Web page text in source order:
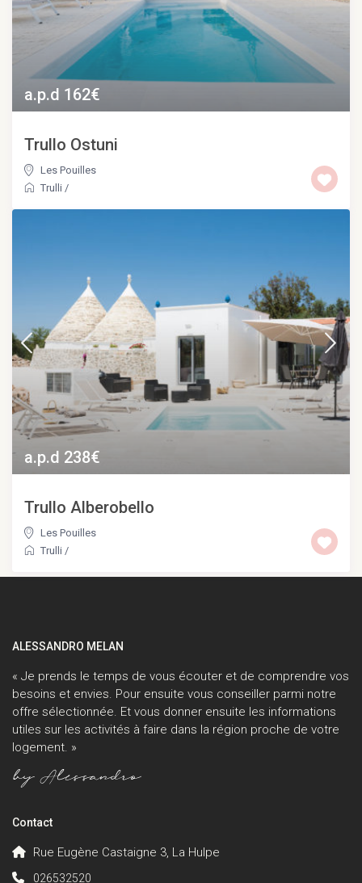
a.p.d 162€
Trullo Ostuni
Les Pouilles
Trulli /
a.p.d 238€
Trullo Alberobello
Les Pouilles
Trulli /
ALESSANDRO MELAN
« Je prends le temps de vous écouter et de comprendre vos
besoins et envies. Pour ensuite vous conseiller parmi notre
offre sélectionnée. Et vous donner ensuite les informations
utiles sur les activités à faire dans la région proche de votre
logement. »
Contact
Rue Eugène Castaigne 3, La Hulpe
026532520